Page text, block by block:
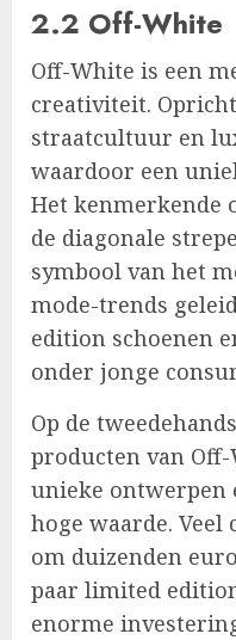
2.2 Off-White
Off-White is een
creativiteit.
straatcultuur en
waardoor een
Het
de diagonale
symbool van het
mode-trends
edition schoenen
onder jonge
Op de
producten van
unieke ontwerpen
hoge waarde.
om duizenden
paar limited
enorme